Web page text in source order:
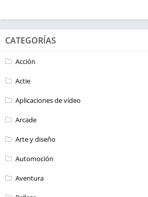
CATEGORÍAS
Acción
Actie
Aplicaciones de vídeo
Arcade
Arte y diseño
Automoción
Aventura